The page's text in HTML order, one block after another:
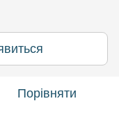
Порівняти